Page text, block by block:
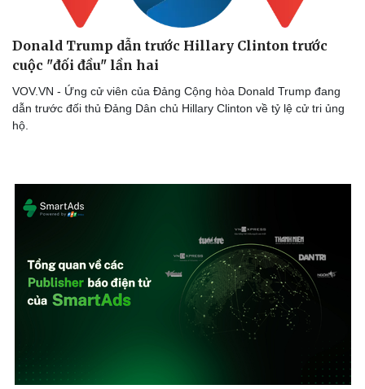
Donald Trump dẫn trước Hillary Clinton trước
cuộc "đối đầu" lần hai
VOV.VN - Ứng cử viên của Đảng Cộng hòa Donald Trump đang
dẫn trước đối thủ Đảng Dân chủ Hillary Clinton về tỷ lệ cử tri ủng
hộ.